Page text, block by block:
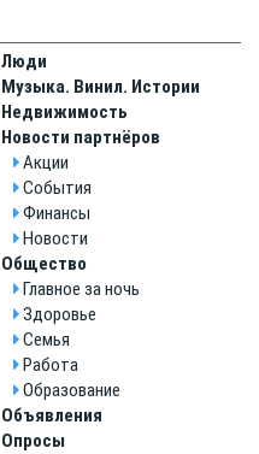
Люди
Музыка. Винил. Истории
Недвижимость
Новости партнёров
Акции
События
Финансы
Новости
Общество
Главное за ночь
Здоровье
Cемья
Pабота
Oбразование
Объявления
Опросы